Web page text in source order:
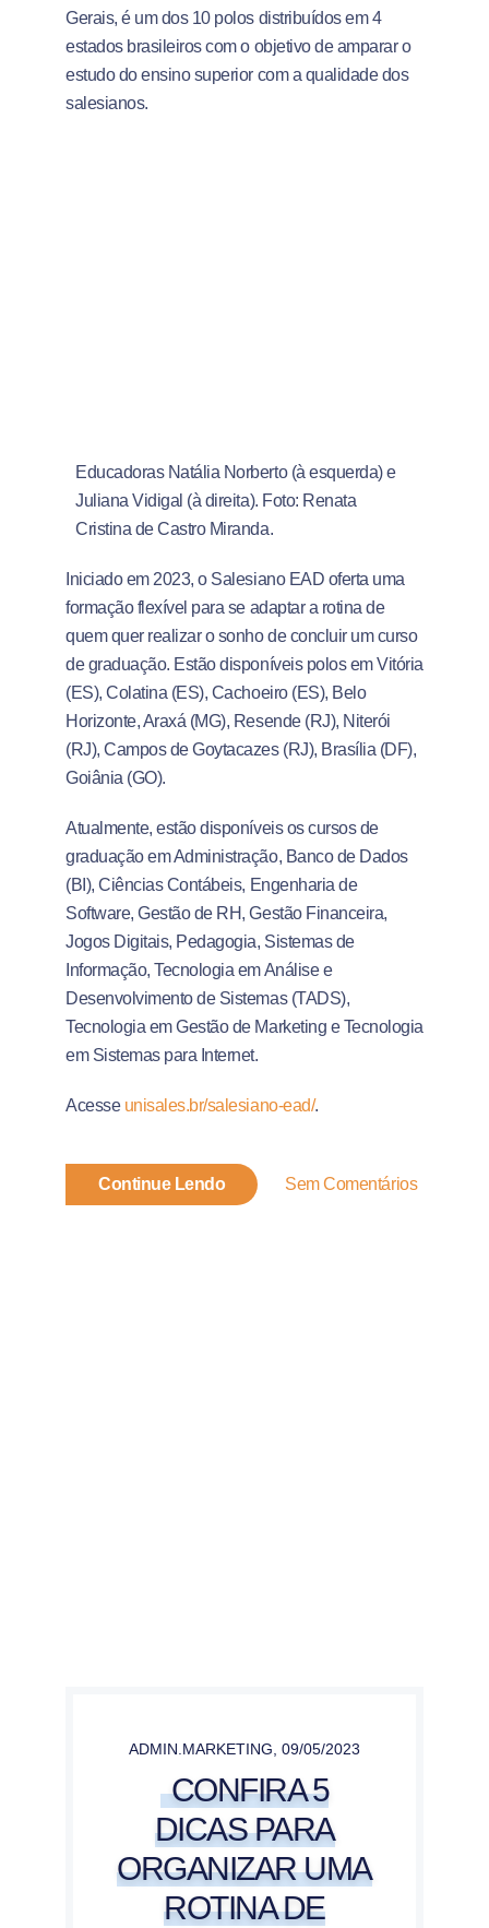
Gerais, é um dos 10 polos distribuídos em 4
estados brasileiros com o objetivo de amparar o
estudo do ensino superior com a qualidade dos
salesianos.
Educadoras Natália Norberto (à esquerda) e
Juliana Vidigal (à direita). Foto: Renata
Cristina de Castro Miranda.
Iniciado em 2023, o Salesiano EAD oferta uma
formação flexível para se adaptar a rotina de
quem quer realizar o sonho de concluir um curso
de graduação. Estão disponíveis polos em Vitória
(ES), Colatina (ES), Cachoeiro (ES), Belo
Horizonte, Araxá (MG), Resende (RJ), Niterói
(RJ), Campos de Goytacazes (RJ), Brasília (DF),
Goiânia (GO).
Atualmente, estão disponíveis os cursos de
graduação em Administração, Banco de Dados
(BI), Ciências Contábeis, Engenharia de
Software, Gestão de RH, Gestão Financeira,
Jogos Digitais, Pedagogia, Sistemas de
Informação, Tecnologia em Análise e
Desenvolvimento de Sistemas (TADS),
Tecnologia em Gestão de Marketing e Tecnologia
em Sistemas para Internet.
Acesse unisales.br/salesiano-ead/.
Continue Lendo Sem Comentários
ADMIN.MARKETING 09/05/2023
CONFIRA 5
DICAS PARA
ORGANIZAR UMA
ROTINA DE